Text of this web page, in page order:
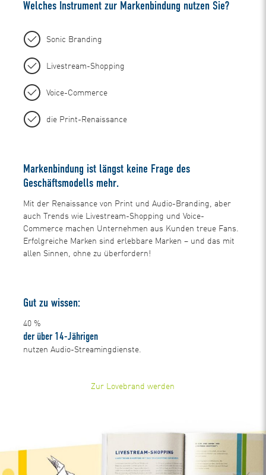
Welches Instrument zur Markenbindung nutzen Sie?
Sonic Branding
Livestream-Shopping
Voice-Commerce
die Print-Renaissance
Markenbindung ist längst keine Frage des
Geschäftsmodells mehr.
Mit der Renaissance von Print und Audio-Branding, aber
auch Trends wie Livestream-Shopping und Voice-
Commerce machen Unternehmen aus Kunden treue Fans.
Erfolgreiche Marken sind erlebbare Marken – und das mit
allen Sinnen, ohne zu überfordern!
Gut zu wissen:
40 %
der über 14-Jährigen
nutzen Audio-Streamingdienste.
Zur Lovebrand werden